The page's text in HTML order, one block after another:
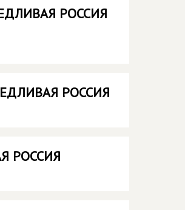
РОССИЯ
РОССИЯ
РОССИЯ